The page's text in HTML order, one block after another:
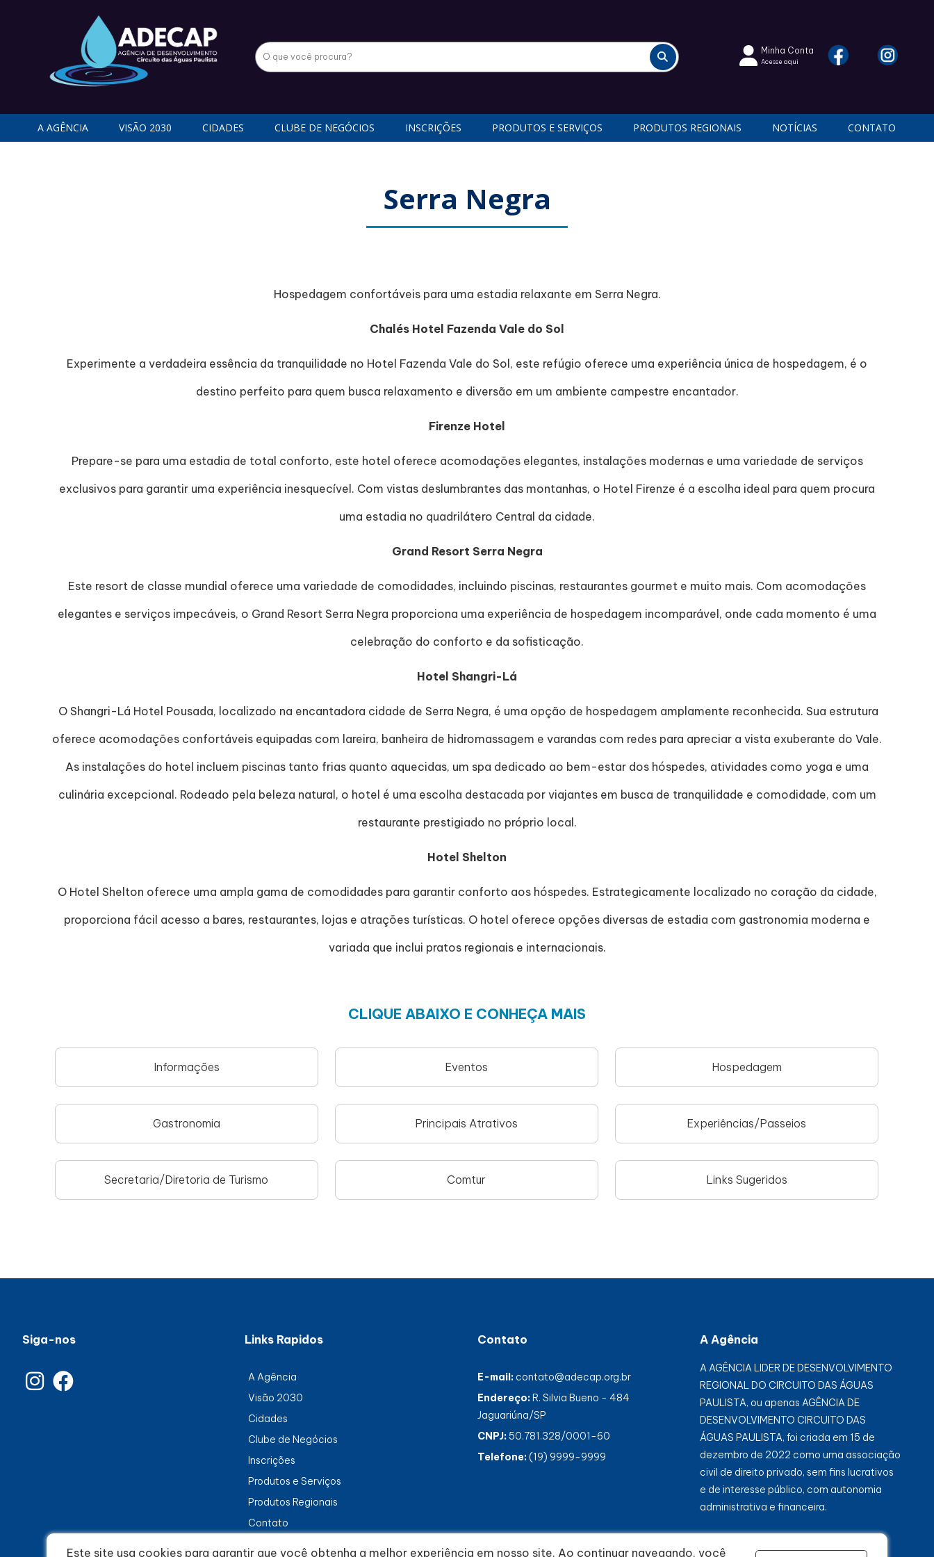
Este site usa cookies para garantir que você obtenha a melhor experiência em nosso site. Ao continuar navegando, você
Minha Conta
Acesse aqui
A AGÊNCIA VISÃO 2030 CIDADES CLUBE DE NEGÓCIOS INSCRIÇÕES PRODUTOS E SERVIÇOS PRODUTOS REGIONAIS NOTÍCIAS CONTATO
Serra Negra
Hospedagem confortáveis para uma estadia relaxante em Serra Negra.
Chalés Hotel Fazenda Vale do Sol
Experimente a verdadeira essência da tranquilidade no Hotel Fazenda Vale do Sol, este refúgio oferece uma experiência única de hospedagem, é o
destino perfeito para quem busca relaxamento e diversão em um ambiente campestre encantador.
Firenze Hotel
Prepare-se para uma estadia de total conforto, este hotel oferece acomodações elegantes, instalações modernas e uma variedade de serviços
exclusivos para garantir uma experiência inesquecível. Com vistas deslumbrantes das montanhas, o Hotel Firenze é a escolha ideal para quem procura
uma estadia no quadrilátero Central da cidade.
Grand Resort Serra Negra
Este resort de classe mundial oferece uma variedade de comodidades, incluindo piscinas, restaurantes gourmet e muito mais. Com acomodações
elegantes e serviços impecáveis, o Grand Resort Serra Negra proporciona uma experiência de hospedagem incomparável, onde cada momento é uma
celebração do conforto e da sofisticação.
Hotel Shangri-Lá
O Shangri-Lá Hotel Pousada, localizado na encantadora cidade de Serra Negra, é uma opção de hospedagem amplamente reconhecida. Sua estrutura
oferece acomodações confortáveis equipadas com lareira, banheira de hidromassagem e varandas com redes para apreciar a vista exuberante do Vale.
As instalações do hotel incluem piscinas tanto frias quanto aquecidas, um spa dedicado ao bem-estar dos hóspedes, atividades como yoga e uma
culinária excepcional. Rodeado pela beleza natural, o hotel é uma escolha destacada por viajantes em busca de tranquilidade e comodidade, com um
restaurante prestigiado no próprio local.
Hotel Shelton
O Hotel Shelton oferece uma ampla gama de comodidades para garantir conforto aos hóspedes. Estrategicamente localizado no coração da cidade,
proporciona fácil acesso a bares, restaurantes, lojas e atrações turísticas. O hotel oferece opções diversas de estadia com gastronomia moderna e
variada que inclui pratos regionais e internacionais.
CLIQUE ABAIXO E CONHEÇA MAIS
Informações Eventos Hospedagem
Gastronomia Principais Atrativos Experiências/Passeios
Secretaria/Diretoria de Turismo Comtur Links Sugeridos
Siga-nos Links Rapidos
A Agência
Visão 2030
Cidades
Clube de Negócios
Inscrições
Produtos e Serviços
Produtos Regionais
Contato
Contato
E-mail: contato@adecap.org.br
Endereço:R. Silvia Bueno - 484
Jaguariúna/SP
CNPJ:50.781.328/0001-60
Telefone:(19) 9999-9999
A Agência
A AGÊNCIA LIDER DE DESENVOLVIMENTO
REGIONAL DO CIRCUITO DAS ÁGUAS
PAULISTA, ou apenas AGÊNCIA DE
DESENVOLVIMENTO CIRCUITO DAS
ÁGUAS PAULISTA, foi criada em 15 de
dezembro de 2022 como uma associação
civil de direito privado, sem fins lucrativos
e de interesse público, com autonomia
administrativa e financeira.